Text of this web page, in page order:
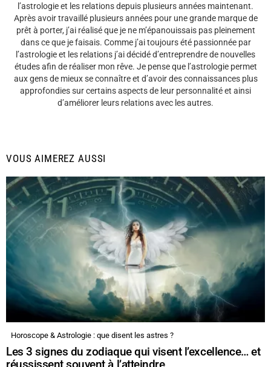
l’astrologie et les relations depuis plusieurs années maintenant.
Après avoir travaillé plusieurs années pour une grande marque de
prêt à porter, j’ai réalisé que je ne m’épanouissais pas pleinement
dans ce que je faisais. Comme j’ai toujours été passionnée par
l’astrologie et les relations j’ai décidé d’entreprendre de nouvelles
études afin de réaliser mon rêve. Je pense que l’astrologie permet
aux gens de mieux se connaître et d’avoir des connaissances plus
approfondies sur certains aspects de leur personnalité et ainsi
d’améliorer leurs relations avec les autres.
VOUS AIMEREZ AUSSI
Horoscope & Astrologie : que disent les astres ?
Les 3 signes du zodiaque qui visent l’excellence… et
réussissent souvent à l’atteindre